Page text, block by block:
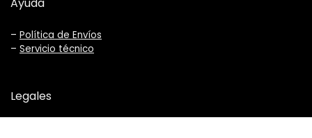
– Política de Envíos
– Servicio técnico
Legales